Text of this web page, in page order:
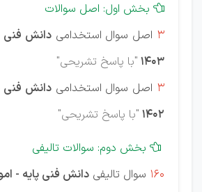
 بخش اول: اصل سوالات
3 اصل سوال استخدامیدانش فنی
1403 "با پاسخ تشریحی"
3 اصل سوال استخدامیدانش فنی
1402 "با پاسخ تشریحی"
 بخش دوم: سوالات تالیفی
160 سوال تالیفی دانش فنی پایه -